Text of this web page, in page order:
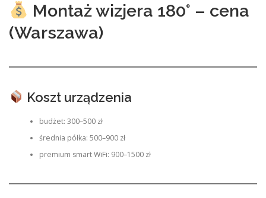
Montaż wizjera 180° – cena
(Warszawa)
Koszt urządzenia
budżet: 300–500 zł
średnia półka: 500–900 zł
premium smart WiFi: 900–1500 zł